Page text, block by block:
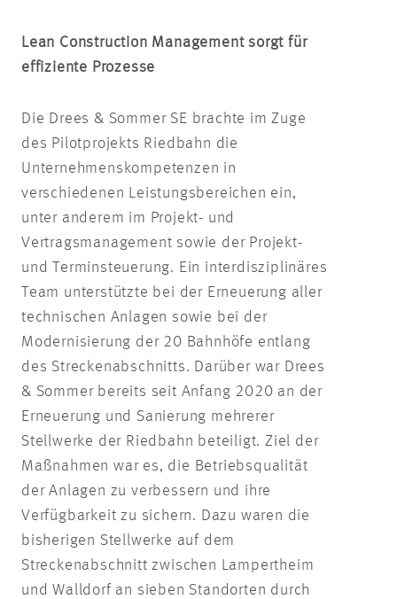
Lean Construction Management sorgt für
effiziente Prozesse
Die Drees & Sommer SE brachte im Zuge
des Pilotprojekts Riedbahn die
Unternehmenskompetenzen in
verschiedenen Leistungsbereichen ein,
unter anderem im Projekt- und
Vertragsmanagement sowie der Projekt-
und Terminsteuerung. Ein interdisziplinäres
Team unterstützte bei der Erneuerung aller
technischen Anlagen sowie bei der
Modernisierung der 20 Bahnhöfe entlang
des Streckenabschnitts. Darüber war Drees
& Sommer bereits seit Anfang 2020 an der
Erneuerung und Sanierung mehrerer
Stellwerke der Riedbahn beteiligt. Ziel der
Maßnahmen war es, die Betriebsqualität
der Anlagen zu verbessern und ihre
Verfügbarkeit zu sichern. Dazu waren die
bisherigen Stellwerke auf dem
Streckenabschnitt zwischen Lampertheim
und Walldorf an sieben Standorten durch